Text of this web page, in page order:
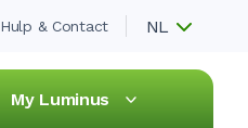
Hulp & Contact NL
My Luminus